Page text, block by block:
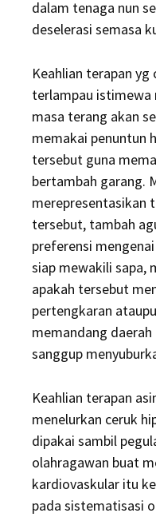
dalam tenaga nun
deselerasi semasa
Keahlian terapan
terlampau istimewa
masa terang akan
memakai penuntun
tersebut guna
bertambah garang.
merepresentasikan
tersebut, tambah
preferensi
siap mewakili sapa,
apakah tersebut
pertengkaran
memandang
sanggup
Keahlian terapan
menelurkan ceruk
dipakai sambil
olahragawan buat
kardiovaskular itu
pada sistematisasi